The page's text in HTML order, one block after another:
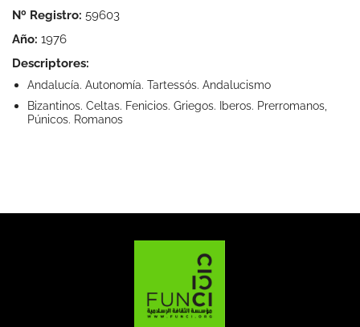
Nº Registro: 59603
Año: 1976
Descriptores:
Andalucía. Autonomía. Tartessós. Andalucismo
Bizantinos. Celtas. Fenicios. Griegos. Iberos. Prerromanos,
Púnicos. Romanos